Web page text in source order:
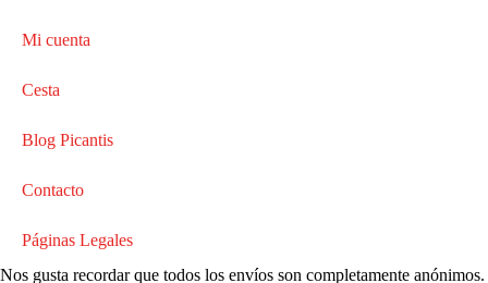
Mi cuenta
Cesta
Blog Picantis
Contacto
Páginas Legales
Nos gusta recordar que todos los envíos son completamente anónimos.